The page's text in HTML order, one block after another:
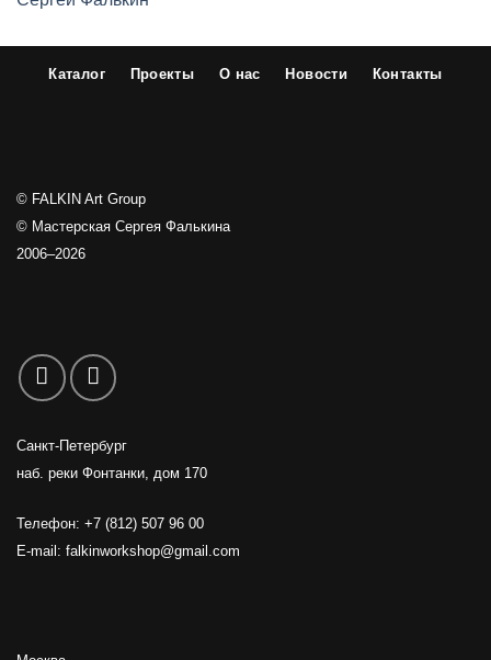
Каталог Проекты О нас Новости Контакты
© FALKIN Art Group
© Мастерская Сергея Фалькина
2006–2026
Санкт-Петербург
наб. реки Фонтанки, дом 170
Телефон: +7 (812) 507 96 00
E-mail: falkinworkshop@gmail.com